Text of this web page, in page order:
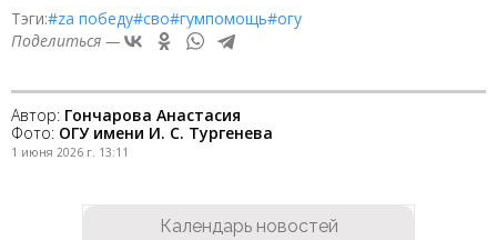
Тэги:#zа победу#сво#гумпомощь#огу
Поделиться —
Автор: Гончарова Анастасия
Фото: ОГУ имени И. С. Тургенева
1 июня 2026 г. 13:11
Календарь новостей